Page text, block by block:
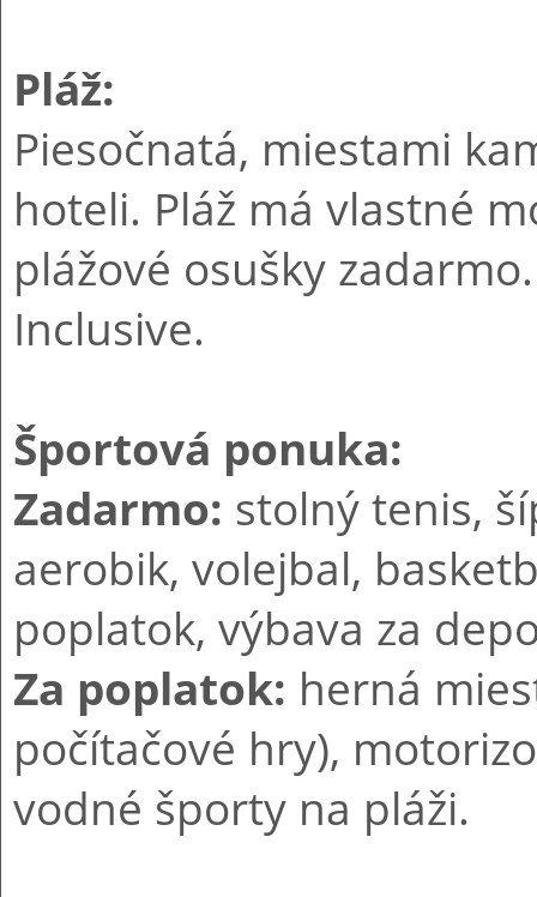
Pláž:
Piesočnatá, miestami
hoteli. Pláž má vlastné
plážové osušky
Inclusive.
Športová ponuka:
Zadarmo: stolný tenis,
aerobik, volejbal,
poplatok, výbava za
Za poplatok: herná
počítačové hry),
vodné športy na pláži.